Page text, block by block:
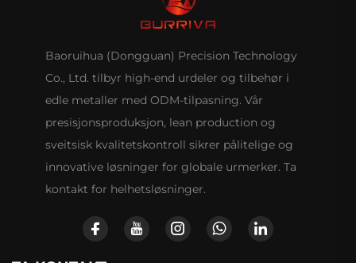
Baoruihua (Dongguan) Precision Technology
Co., Ltd. tilbyr high-end urdeler og tilbehør i
edle metaller med ODM-tilpasning. Vår
presisjonsproduksjon, lean production og
sveitsisk kvalitetskontroll sikrer pålitelige og
innovative løsninger for globale urmerker. Ta
kontakt for helhetsløsninger.